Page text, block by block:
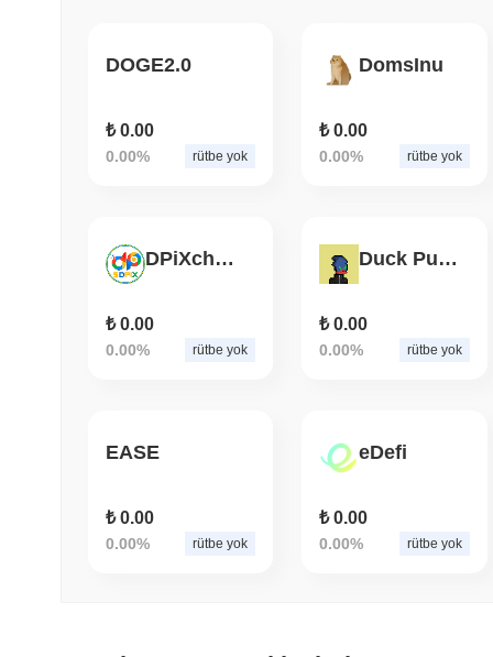
DOGE2.0
₺ 0.00
0.00% rütbe yok
DomsInu
₺ 0.00
0.00% rütbe yok
DPiXchange
₺ 0.00
0.00% rütbe yok
Duck Punkz Universe Floor Index
₺ 0.00
0.00% rütbe yok
EASE
₺ 0.00
0.00% rütbe yok
eDefi
₺ 0.00
0.00% rütbe yok